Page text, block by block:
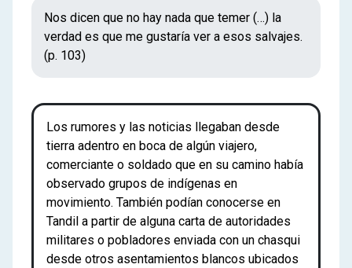
Nos dicen que no hay nada que temer (…) la
verdad es que me gustaría ver a esos salvajes.
(p. 103)
Los rumores y las noticias llegaban desde
tierra adentro en boca de algún viajero,
comerciante o soldado que en su camino había
observado grupos de indígenas en
movimiento. También podían conocerse en
Tandil a partir de alguna carta de autoridades
militares o pobladores enviada con un chasqui
desde otros asentamientos blancos ubicados